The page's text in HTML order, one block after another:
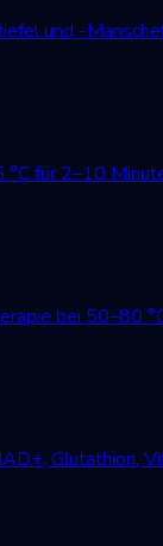
und -
für 2–10
bei 50–80
Glutathion,